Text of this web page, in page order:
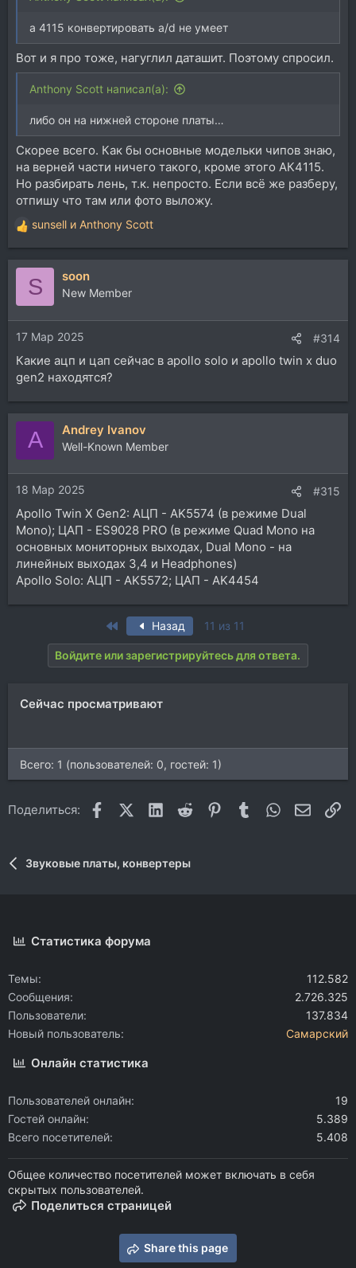
а 4115 конвертировать a/d не умеет
Вот и я про тоже, нагуглил даташит. Поэтому спросил.
Anthony Scott написал(а):
либо он на нижней стороне платы…
Скорее всего. Как бы основные модельки чипов знаю,
на верней части ничего такого, кроме этого АК4115.
Но разбирать лень, т.к. непросто. Если всё же разберу,
отпишу что там или фото выложу.
Р
е
а
и
и
:
sunsell и Anthony Scott
S soon
New Member
17 Мар 2025 #314
Какие ацп и цап сейчас в apollo solo и apollo twin x duo
gen2 находятся?
A Andrey Ivanov
Well-Known Member
18 Мар 2025 #315
Apollo Twin X Gen2: АЦП - AK5574 (в режиме Dual
Mono); ЦАП - ES9028 PRO (в режиме Quad Mono на
основных мониторных выходах, Dual Mono - на
линейных выходах 3,4 и Headphones)
Apollo Solo: АЦП - AK5572; ЦАП - AK4454
First Назад 11 из 11
Войдите или зарегистрируйтесь для ответа.
Сейчас просматривают
Всего: 1 (пользователей: 0, гостей: 1)
Поделиться: FacebookX (Twitter)
LinkedIn
Reddit Pinterest
Tumblr WhatsApp
Звуковые платы, конвертеры
Статистика форума
Темы
112.582
Сообщения
2.726.325
Пользователи
137.834
Новый пользователь
Самарский
Онлайн статистика
Пользователей онлайн
19
Гостей онлайн
5.389
Всего посетителей
5.408
Общее количество посетителей может включать в себя
скрытых пользователей.
Поделиться страницей
Share this page